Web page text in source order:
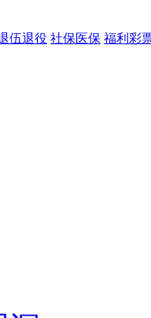
伍退役 社保医保 福利彩